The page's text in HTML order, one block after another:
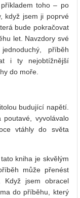
toho – po
když jsem ji poprvé
bude pokračovat
let. Navzdory své
příběh
i ty nejobtížnější
do moře.
budující napětí.
vyvolávalo
vtáhly do světa
kniha je skvělým
může přenést
Když jsem obracel
do příběhu, který